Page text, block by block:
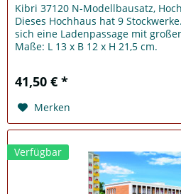
Kibri 37120 N-Modellbausatz,
Dieses Hochhaus hat 9
sich eine Ladenpassage mit
Maße: L 13 x B 12 x H 21,5 cm.
41,50 € *
Merken
Verfügbar